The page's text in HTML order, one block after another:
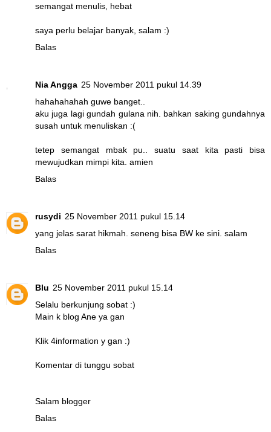
semangat menulis, hebat
saya perlu belajar banyak, salam :)
Balas
Nia Angga 25 November 2011 pukul 14.39
hahahahahah guwe banget..
aku juga lagi gundah gulana nih. bahkan saking gundahnya
susah untuk menuliskan :(
tetep semangat mbak pu.. suatu saat kita pasti bisa
mewujudkan mimpi kita. amien
Balas
rusydi 25 November 2011 pukul 15.14
yang jelas sarat hikmah. seneng bisa BW ke sini. salam
Balas
Blu 25 November 2011 pukul 15.14
Selalu berkunjung sobat :)
Main k blog Ane ya gan
Klik 4information y gan :)
Komentar di tunggu sobat
Salam blogger
Balas